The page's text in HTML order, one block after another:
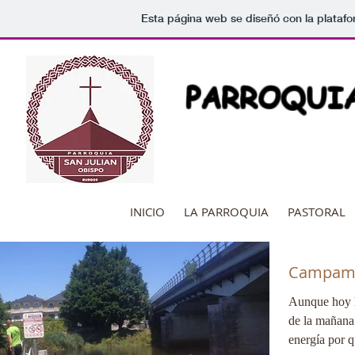
Esta página web se diseñó con la
INICIO LA PARROQUIA PASTORAL
Aunque hoy
de la
energía por